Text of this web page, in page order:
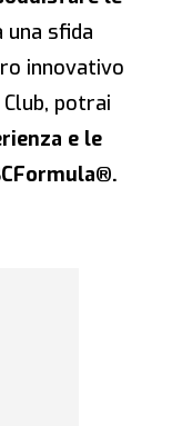
una sfida
innovativo
potrai
e le